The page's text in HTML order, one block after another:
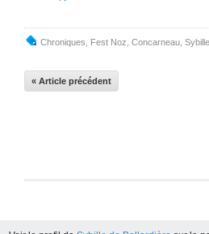
Chroniques, Fest Noz, Concarneau,
« Article précédent